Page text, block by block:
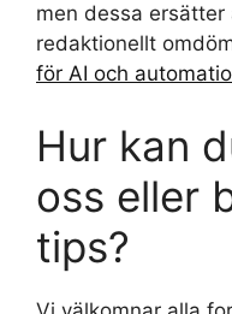
men dessa
redaktionellt
för AI och
Hur kan
oss eller
tips?